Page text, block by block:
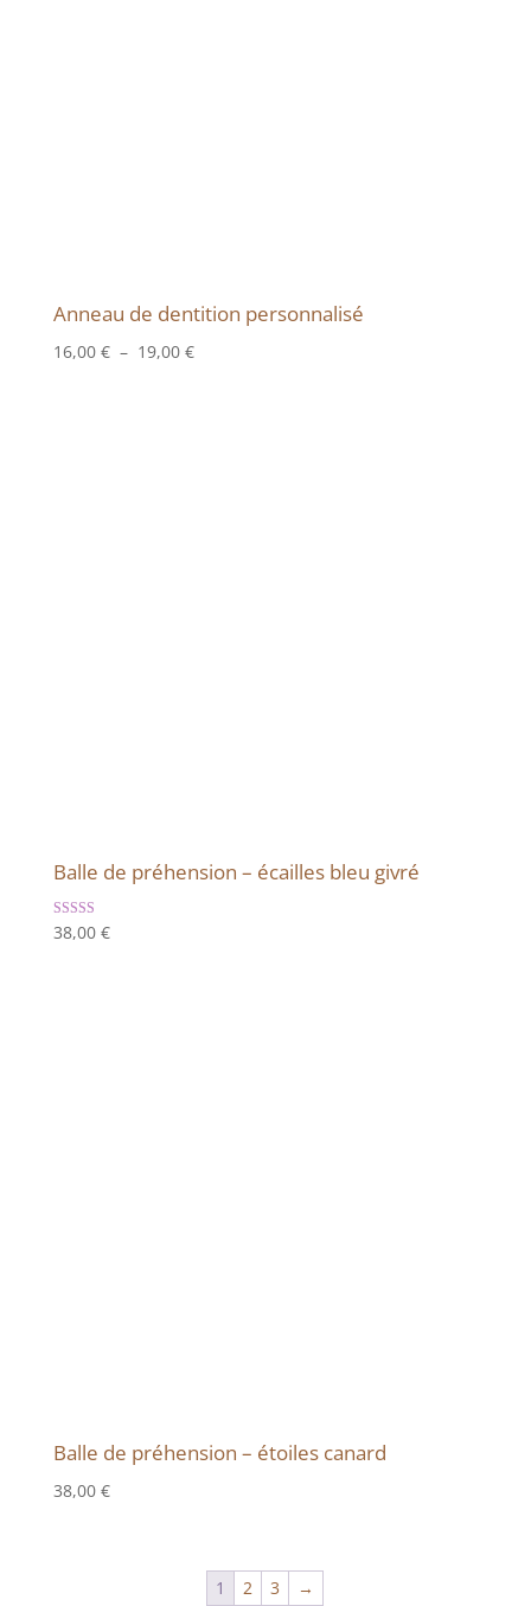
Anneau de dentition personnalisé
16,00 € – 19,00 €Plage
Balle de préhension – écailles bleu givré
Note
5.00
38,00 €
Balle de préhension – étoiles canard
38,00 €
1 2 3 →